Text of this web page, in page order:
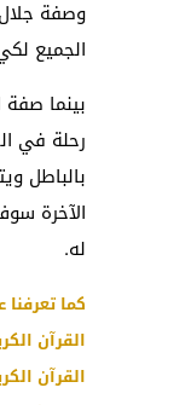
وصفة
الجميع
بينما
رحلة في
بالباطل
الآخرة
له.
كما
القرآن
القرآن